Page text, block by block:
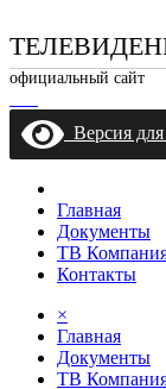
официальный сайт
Версия
Главная
Документы
ТВ
Контакты
×
Главная
Документы
ТВ